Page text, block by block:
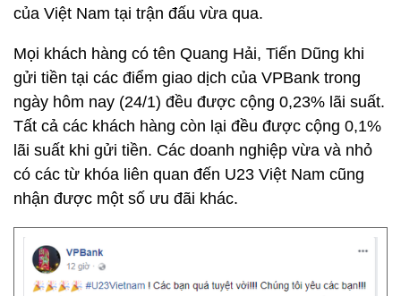
của Việt Nam tại trận đấu vừa qua.
Mọi khách hàng có tên Quang Hải, Tiến Dũng khi
gửi tiền tại các điểm giao dịch của VPBank trong
ngày hôm nay (24/1) đều được cộng 0,23% lãi suất.
Tất cả các khách hàng còn lại đều được cộng 0,1%
lãi suất khi gửi tiền. Các doanh nghiệp vừa và nhỏ
có các từ khóa liên quan đến U23 Việt Nam cũng
nhận được một số ưu đãi khác.